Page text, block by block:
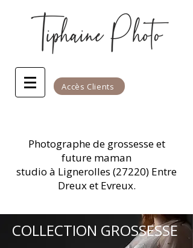
Accès Clients
Photographe de grossesse et
future maman
studio à Lignerolles (27220) Entre
Dreux et Evreux.
COLLECTION GROSSESSE